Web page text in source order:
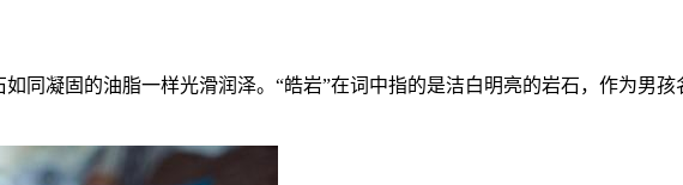
凝固的油脂一样光滑润泽。“皓岩”在词中指的是洁白明亮的岩石，作为男孩